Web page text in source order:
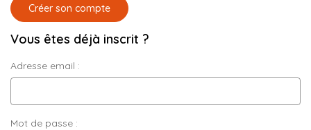
Créer son compte
Vous êtes déjà inscrit ?
Adresse email :
Mot de passe :